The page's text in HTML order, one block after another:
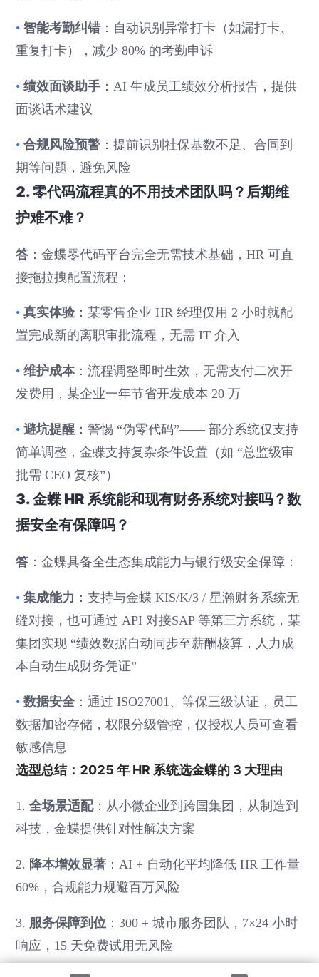
•智能考勤纠错：自动识别异常打卡（如漏打卡、
重复打卡），减少 80% 的考勤申诉
•绩效面谈助手 ：AI 生成员工绩效分析报告，提供
面谈话术建议
•合规风险预警 ：提前识别社保基数不足、合同到
期等问题，避免风险
2. 零代码流程真的不用技术团队吗？后期维
护难不难？
答 ：金蝶零代码平台完全无需技术基础，HR 可直
接拖拉拽配置流程：
•真实体验：某零售企业 HR 经理仅用 2 小时就配
置完成新的离职审批流程，无需 IT 介入
•维护成本：流程调整即时生效，无需支付二次开
发费用，某企业一年节省开发成本 20 万
•避坑提醒 ：警惕 “伪零代码”—— 部分系统仅支持
简单调整，金蝶支持复杂条件设置（如 “总监级审
批需 CEO 复核”）
3. 金蝶 HR 系统能和现有财务系统对接吗？数
据安全有保障吗？
答 ：金蝶具备全生态集成能力与银行级安全保障：
•集成能力 ：支持与金蝶 KIS/K/3 / 星瀚财务系统无
缝对接，也可通过 API 对接SAP 等第三方系统，某
集团实现 “绩效数据自动同步至薪酬核算，人力成
本自动生成财务凭证”
•数据安全 ：通过 ISO27001、等保三级认证，员工
数据加密存储，权限分级管控，仅授权人员可查看
敏感信息
选型总结：2025 年 HR 系统选金蝶的 3 大理由
1.全场景适配：从小微企业到跨国集团，从制造到
科技，金蝶提供针对性解决方案
2. 降本增效显著 ：AI + 自动化平均降低 HR 工作量
60%，合规能力规避百万风险
3. 服务保障到位 ：300 + 城市服务团队，7×24 小时
响应，15 天免费试用无风险